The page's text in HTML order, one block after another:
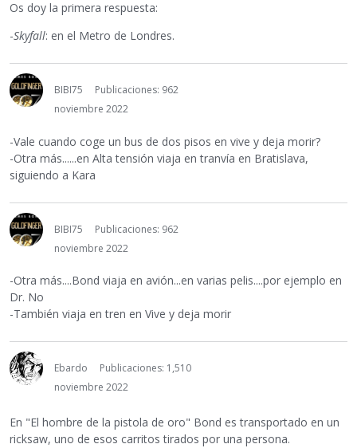
Os doy la primera respuesta:
-Skyfall: en el Metro de Londres.
BIBI75
Publicaciones: 962
noviembre 2022
-Vale cuando coge un bus de dos pisos en vive y deja morir?
-Otra más......en Alta tensión viaja en tranvía en Bratislava,
siguiendo a Kara
BIBI75
Publicaciones: 962
noviembre 2022
-Otra más....Bond viaja en avión...en varias pelis....por ejemplo en
Dr. No
-También viaja en tren en Vive y deja morir
Ebardo
Publicaciones: 1,510
noviembre 2022
En "El hombre de la pistola de oro" Bond es transportado en un
ricksaw, uno de esos carritos tirados por una persona.